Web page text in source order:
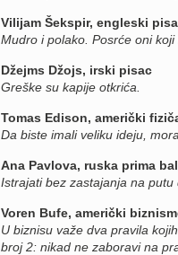
Vilijam Šekspir, engleski
Mudro i polako. Posrće oni koji
Džejms Džojs, irski pisac
Greške su kapije otkrića.
Tomas Edison, američki
Da biste imali veliku ideju,
Ana Pavlova, ruska prima
Istrajati bez zastajanja na putu
Voren Bufe, američki
U biznisu važe dva pravila
broj 2: nikad ne zaboravi na